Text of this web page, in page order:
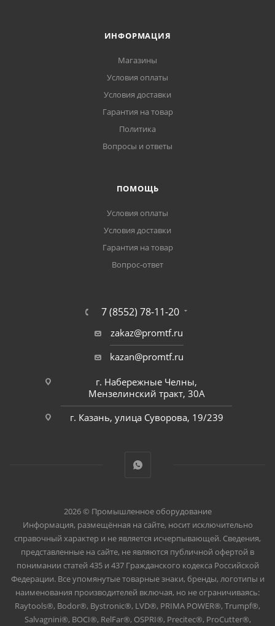
ИНФОРМАЦИЯ
Магазины
Условия оплаты
Условия доставки
Гарантия на товар
Политика
Вопросы и ответы
ПОМОЩЬ
Условия оплаты
Условия доставки
Гарантия на товар
Вопрос-ответ
7 (8552) 78-11-20
zakaz@promtf.ru
kazan@promtf.ru
г. Набережные Челны,
Мензелинский тракт, 30А
г. Казань, улица Суворова, 19/239
2026 © Промышленное оборудование
Информация, размещённая на сайте, носит исключительно
справочный характер и не является исчерпывающей. Сведения,
представленные на сайте, не являются публичной офертой в
понимании статей 435 и 437 Гражданского кодекса Российской
Федерации. Все упомянутые товарные знаки, бренды, логотипы и
наименования производителей включая, но не ограничиваясь:
Raytools®, Bodor®, Bystronic®, LVD®, PRIMA POWER®, Trumpf®,
Salvagnini®, BOCI®, RelFar®, OSPRI®, Precitec®, ProCutter®,